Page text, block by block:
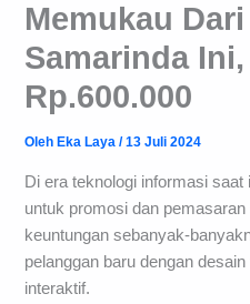
Memukau
Samarinda
Rp.600.000
Oleh Eka Laya/13 Juli 2024
Di era teknologi informasi
untuk promosi dan
keuntungan sebanyak-
pelanggan baru dengan
interaktif.